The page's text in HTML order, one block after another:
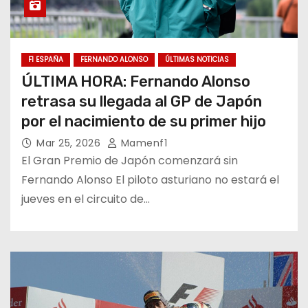
F1 ESPAÑA FERNANDO ALONSO ÚLTIMAS NOTICIAS
ÚLTIMA HORA: Fernando Alonso
retrasa su llegada al GP de Japón
por el nacimiento de su primer hijo
Mar 25, 2026 Mamenf1
El Gran Premio de Japón comenzará sin
Fernando Alonso El piloto asturiano no estará el
jueves en el circuito de…